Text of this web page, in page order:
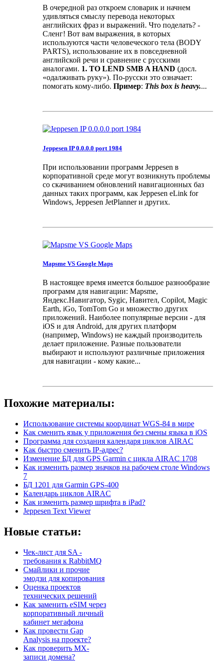
В очередной раз откроем словарик и начнем
удивляться смыслу перевода некоторых
английских фраз и выражений. Что поделать? -
Сленг! Вот вам выражения, в которых
используются части человеческого тела (BODY
PARTS), использование их в повседневной
английской речи и сравнение с русскими
аналогами. 1. TO LEND SMB A HAND (досл.
«одалживать руку»). По-русски это означает:
помогать кому-либо. Пример: This box is heavy....
Jeppesen IP 0.0.0.0 port 1984
При использовании программ Jeppesen в
корпоративной среде могут возникнуть проблемы
со скачиванием обновлений навигационных баз
данных таких программ, как Jeppesen eLink for
Windows, Jeppesen JetPlanner и других.
Mapsme VS Google Maps
В настоящее время имеется большое разнообразие
программ для навигации: Mapsme,
Яндекс.Навигатор, Sygic, Навител, Copilot, Magic
Earth, iGo, TomTom Go и множество других
приложений. Наиболее популярные версии - для
iOS и для Android, для других платформ
(например, Windows) не каждый производитель
делает приложение. Разные пользователи
выбирают и используют различные приложения
для навигации - кому какие...
Похожие материалы:
Использование системы координат WGS-84 в мире
Как сменить язык у приложения без смены языка в iOS
Программа для создания календаря циклов AIRAC
Как быстро сменить IP-адрес?
Изменение БД для GPS Garmin с цикла AIRAC 1708
Как изменить размер значков на рабочем столе Windows
7
БД 1201 для Garmin GPS-400
Календарь циклов AIRAC
Как изменить размер шрифта в iPad?
Jeppesen Text Viewer
Новые статьи:
Чек-лист для SA -
требования к RabbitMQ
Смайлики и прочие
эмодзи для копирования
Оценка проектов
технических решений
Как заменить eSIM через
корпоративный личный
кабинет мегафона
Как провести Gap
Analysis на проекте?
Как проверить MX-
записи домена?